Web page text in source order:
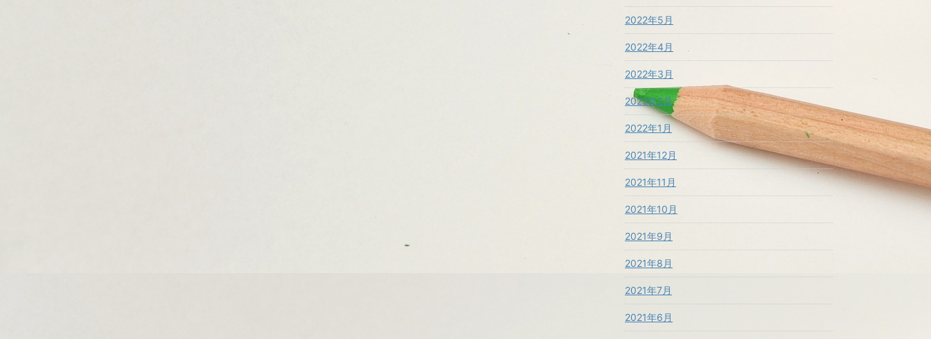
2022年5月
2022年4月
2022年3月
2022年2月
2022年1月
2021年12月
2021年11月
2021年10月
2021年9月
2021年8月
2021年7月
2021年6月